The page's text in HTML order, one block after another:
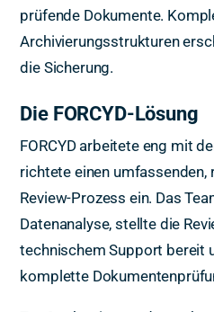
prüfende Dokumente.
Archivierungsstrukturen
die Sicherung.
Die FORCYD-Lösung
FORCYD arbeitete eng mit
richtete einen
Review-Prozess ein. Das
Datenanalyse, stellte die
technischem Support bereit
komplette